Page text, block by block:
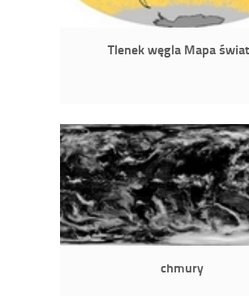
Tlenek węgla Mapa
chmury